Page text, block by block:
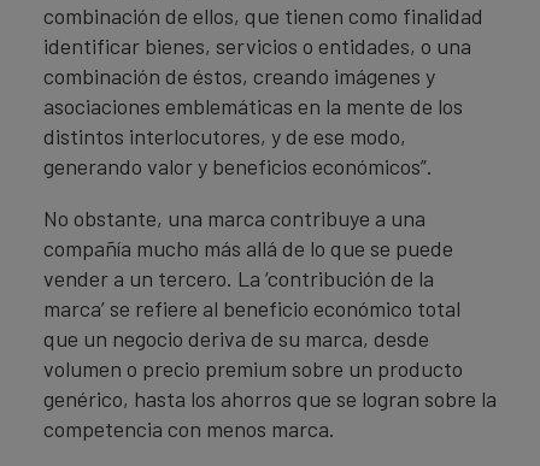
combinación de ellos, que tienen como finalidad
identificar bienes, servicios o entidades, o una
combinación de éstos, creando imágenes y
asociaciones emblemáticas en la mente de los
distintos interlocutores, y de ese modo,
generando valor y beneficios económicos”.
No obstante, una marca contribuye a una
compañía mucho más allá de lo que se puede
vender a un tercero. La ‘contribución de la
marca’ se refiere al beneficio económico total
que un negocio deriva de su marca, desde
volumen o precio premium sobre un producto
genérico, hasta los ahorros que se logran sobre la
competencia con menos marca.